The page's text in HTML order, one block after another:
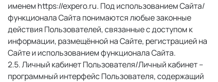
именем https://expero.ru. Под использованием Сайта/
функционала Сайта понимаются любые законные
действия Пользователей, связанные с доступом к
информации, размещённой на Сайте, регистрацией на
Сайте и использованием функционала Сайта.
Личный кабинет Пользователя/Личный кабинет –
программный интерфейс Пользователя, содержащий